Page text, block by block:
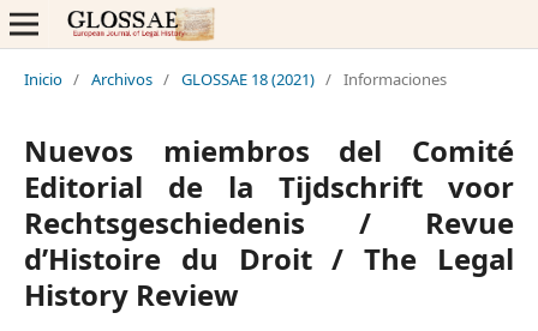
Inicio / Archivos / GLOSSAE 18 (2021) / Informaciones
Nuevos miembros del Comité
Editorial de la Tijdschrift voor
Rechtsgeschiedenis / Revue
d’Histoire du Droit / The Legal
History Review